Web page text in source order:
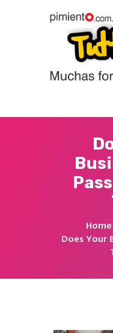
Home
Does Your
Inicio
Servicios
Trabajos
Empresa